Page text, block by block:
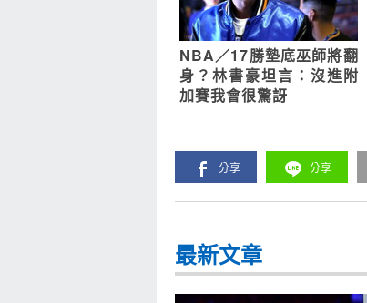
NBA／17勝墊底巫師將翻
身？林書豪坦言：沒進附
加賽我會很驚訝
分享 分享
最新文章